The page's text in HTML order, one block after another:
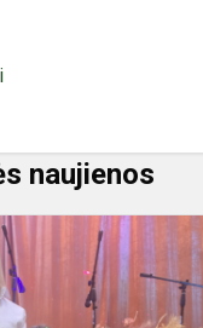
naujienos